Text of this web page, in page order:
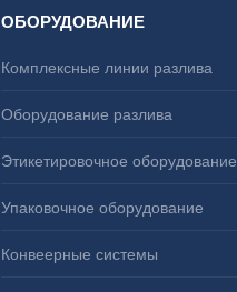
ОБОРУДОВАНИЕ
Комплексные линии разлива
Оборудование разлива
Этикетировочное оборудование
Упаковочное оборудование
Конвеерные системы